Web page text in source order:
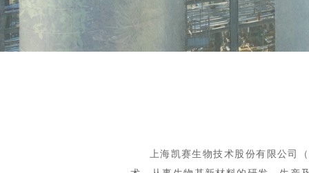
上海凯赛生物技术股份有限公司